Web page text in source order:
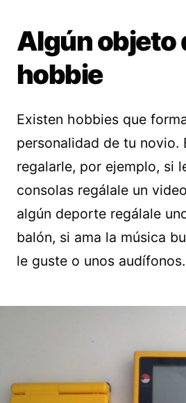
Algún objeto
hobbie
Existen hobbies que
personalidad de tu novio.
regalarle, por ejemplo, si
consolas regálale un
algún deporte regálale
balón, si ama la música
le guste o unos audífonos.